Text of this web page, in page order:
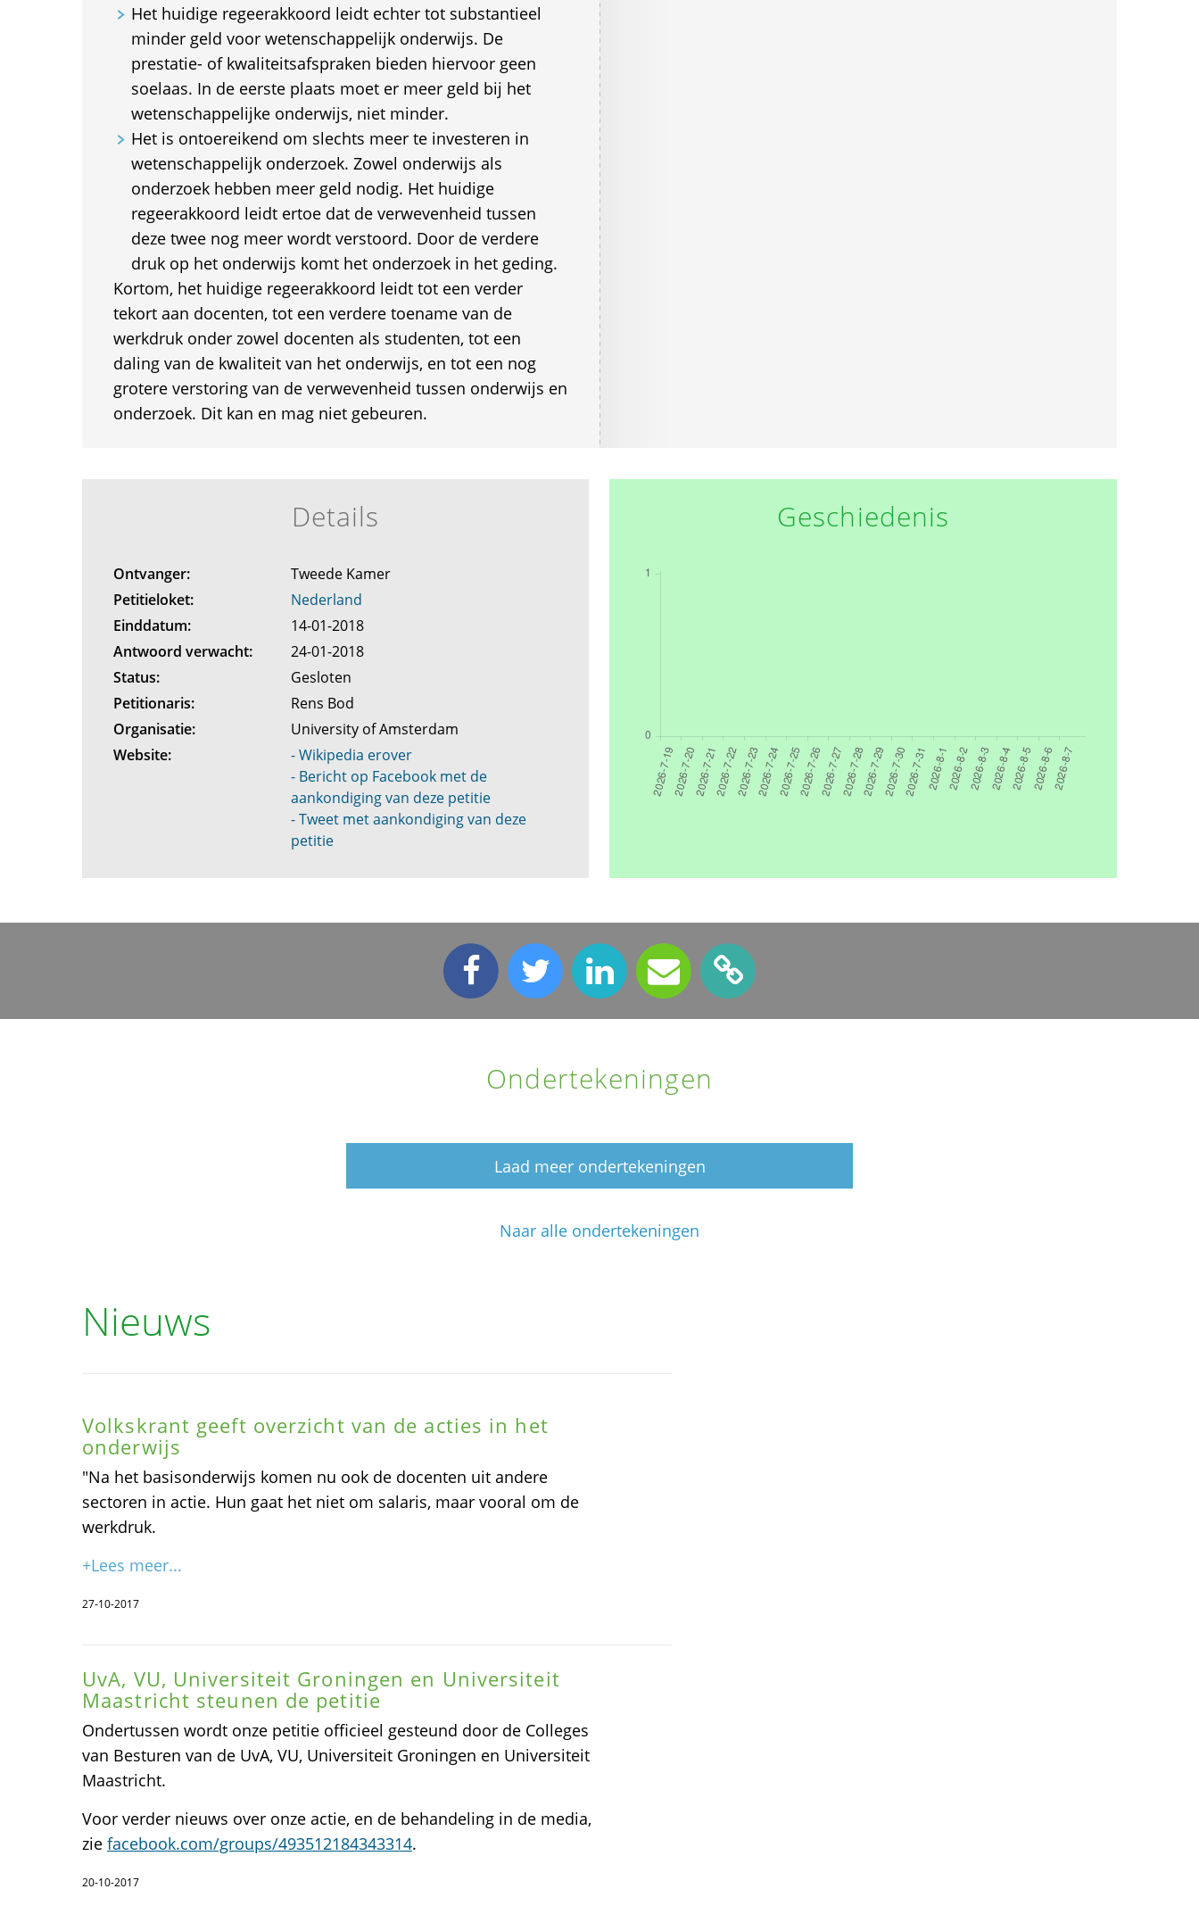
Het huidige regeerakkoord leidt echter tot substantieel
minder geld voor wetenschappelijk onderwijs. De
prestatie- of kwaliteitsafspraken bieden hiervoor geen
soelaas. In de eerste plaats moet er meer geld bij het
wetenschappelijke onderwijs, niet minder.
Het is ontoereikend om slechts meer te investeren in
wetenschappelijk onderzoek. Zowel onderwijs als
onderzoek hebben meer geld nodig. Het huidige
regeerakkoord leidt ertoe dat de verwevenheid tussen
deze twee nog meer wordt verstoord. Door de verdere
druk op het onderwijs komt het onderzoek in het geding.
Kortom, het huidige regeerakkoord leidt tot een verder
tekort aan docenten, tot een verdere toename van de
werkdruk onder zowel docenten als studenten, tot een
daling van de kwaliteit van het onderwijs, en tot een nog
grotere verstoring van de verwevenheid tussen onderwijs en
onderzoek. Dit kan en mag niet gebeuren.
Details
Ontvanger:
Tweede Kamer
Petitieloket:
Nederland
Einddatum:
14-01-2018
Antwoord verwacht:
24-01-2018
Status:
Gesloten
Petitionaris:
Rens Bod
Organisatie:
University of Amsterdam
Website:
- Wikipedia erover
- Bericht op Facebook met de
aankondiging van deze petitie
- Tweet met aankondiging van deze
petitie
Geschiedenis
Ondertekeningen
Laad meer ondertekeningen
Naar alle ondertekeningen
Nieuws
Volkskrant geeft overzicht van de acties in het
onderwijs
"Na het basisonderwijs komen nu ook de docenten uit andere
sectoren in actie. Hun gaat het niet om salaris, maar vooral om de
werkdruk.
+Lees meer...
27-10-2017
UvA, VU, Universiteit Groningen en Universiteit
Maastricht steunen de petitie
Ondertussen wordt onze petitie officieel gesteund door de Colleges
van Besturen van de UvA, VU, Universiteit Groningen en Universiteit
Maastricht.
Voor verder nieuws over onze actie, en de behandeling in de media,
zie facebook.com/groups/493512184343314.
20-10-2017